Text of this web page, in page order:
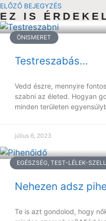
ELŐZŐ BEJEGYZÉS
EZ IS
ÖNISMERET
Testreszabás…
Vedd észre, mennyire
szabni az életed. Hogyan
minden területen
július 6, 2023
EGÉSZSÉG, TEST-LÉLEK-
Nehezen adsz
Te is azt gondolod, hogy